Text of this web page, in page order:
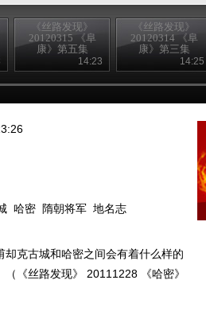
《丝路发现》
20120315 《阜
康》第五集
14:23
《丝路发现》
20120314 《阜
康》第三集
14:25
哈密 隋朝将军 地名志
克古城和哈密之间会有着什么样的
《丝路发现》 20111228 《哈密》